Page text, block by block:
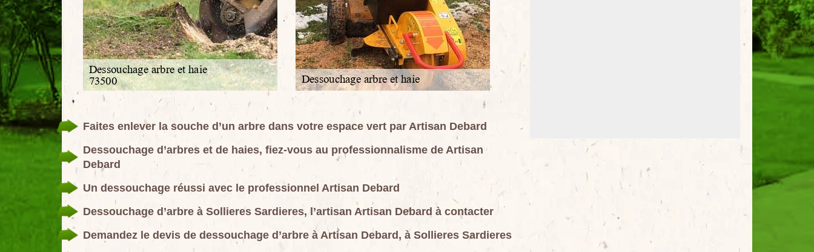
Faites enlever la souche d’un arbre dans votre espace vert par Artisan Debard
Dessouchage d’arbres et de haies, fiez-vous au professionnalisme de Artisan
Debard
Un dessouchage réussi avec le professionnel Artisan Debard
Dessouchage d’arbre à Sollieres Sardieres, l’artisan Artisan Debard à contacter
Demandez le devis de dessouchage d’arbre à Artisan Debard, à Sollieres Sardieres